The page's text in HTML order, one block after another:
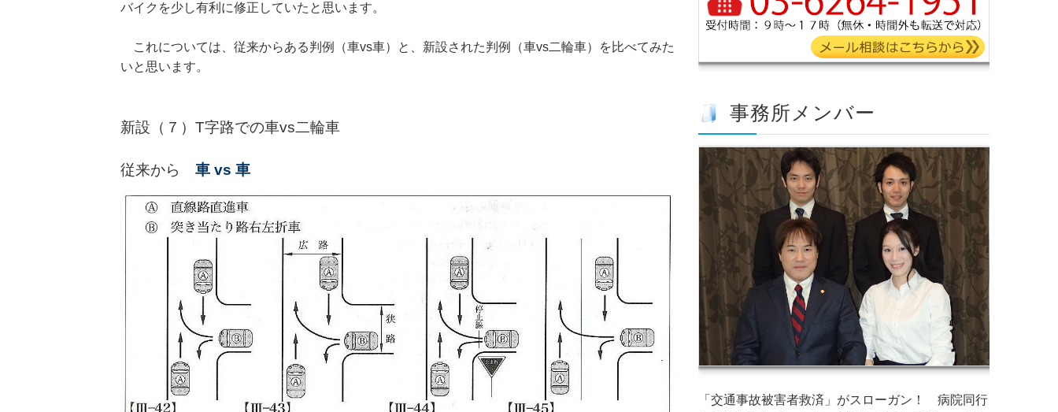
バイクを少し有利に修正していたと思います。
これについては、従来からある判例（車vs車）と、新設された判例（車vs二輪車）を比べてみた
いと思います。
新設（７）T字路での車vs二輪車
従来から 車 vs 車
事務所メンバー
「交通事故被害者救済」がスローガン！ 病院同行